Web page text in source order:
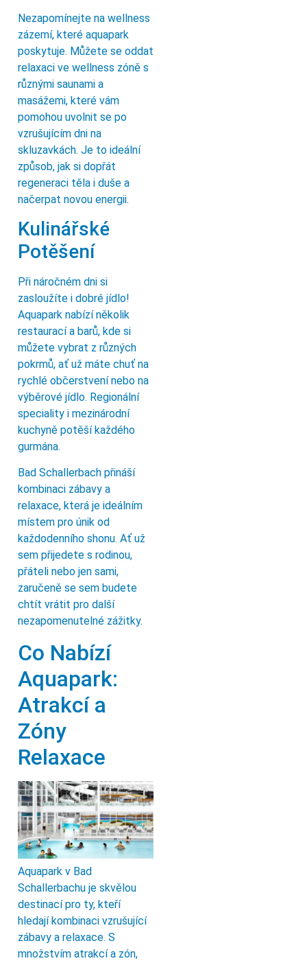
Nezapomínejte na wellness
zázemí, které aquapark
poskytuje. Můžete se oddat
relaxaci ve wellness zóně s
různými saunami a
masážemi, které vám
pomohou uvolnit se po
vzrušujícím dni na
skluzavkách. Je to ideální
způsob, jak si dopřát
regeneraci těla i duše a
načerpat novou energii.
Kulinářské
Potěšení
Při náročném dni si
zasloužíte i dobré jídlo!
Aquapark nabízí několik
restaurací a barů, kde si
můžete vybrat z různých
pokrmů, ať už máte chuť na
rychlé občerstvení nebo na
výběrové jídlo. Regionální
speciality i mezinárodní
kuchyně potěší každého
gurmána.
Bad Schallerbach přináší
kombinaci zábavy a
relaxace, která je ideálním
místem pro únik od
každodenního shonu. Ať už
sem přijedete s rodinou,
přáteli nebo jen sami,
zaručeně se sem budete
chtít vrátit pro další
nezapomenutelné zážitky.
Co Nabízí
Aquapark:
Atrakcí a
Zóny
Relaxace
Aquapark v Bad
Schallerbachu je skvělou
destinací pro ty, kteří
hledají kombinaci vzrušující
zábavy a relaxace. S
množstvím atrakcí a zón,